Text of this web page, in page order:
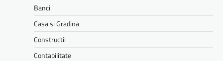
Banci
Casa si Gradina
Constructii
Contabilitate